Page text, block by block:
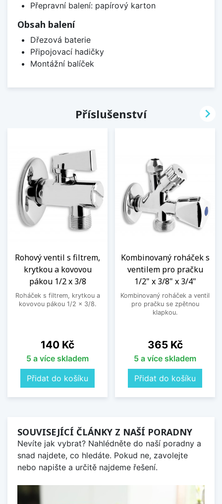
Přepravní balení: papírový karton
Obsah balení
Dřezová baterie
Připojovací hadičky
Montážní balíček
Příslušenství
Rohový ventil s filtrem,
krytkou a kovovou
pákou 1/2 x 3/8
Roháček s filtrem, krytkou a
kovovou pákou 1/2 x 3/8.
Cena
140 Kč
5 a více skladem
Přidat do košíku
Kombinovaný roháček s
ventilem pro pračku
1/2" x 3/8" x 3/4"
Kombinovaný roháček a ventil
pro pračku se zpětnou
klapkou.
Cena
365 Kč
5 a více skladem
Přidat do košíku

SOUVISEJÍCÍ ČLÁNKY Z NAŠÍ PORADNY
Nevíte jak vybrat? Nahlédněte do naší poradny a
snad najdete, co hledáte. Pokud ne, zavolejte
nebo napište a určitě najdeme řešení.